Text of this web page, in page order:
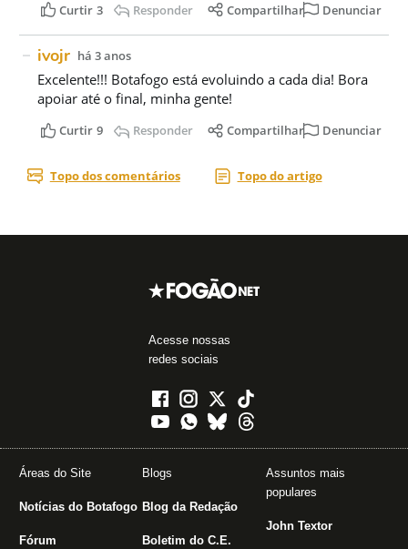
Acesse nossas
redes sociais
Áreas do Site
Notícias do Botafogo
Fórum
Blogs
Blog da Redação
Boletim do C.E.
Assuntos mais
populares
John Textor